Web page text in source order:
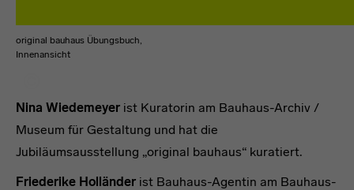
Nina Wiedemeyer ist Kuratorin am Bauhaus-Archiv /
Museum für Gestaltung und hat die
Jubiläumsausstellung „original bauhaus“ kuratiert.
Friederike Holländer ist Bauhaus-Agentin am Bauhaus-
original bauhaus Übungsbuch,
Innenansicht